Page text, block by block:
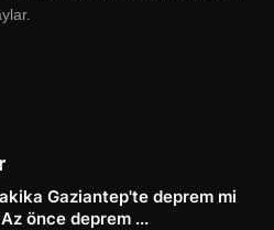
Gaziantep'te deprem mi
önce deprem ...